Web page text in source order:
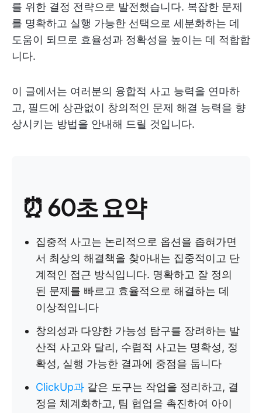
를 위한 결정 전략으로 발전했습니다. 복잡한 문제
를 명확하고 실행 가능한 선택으로 세분화하는 데
도움이 되므로 효율성과 정확성을 높이는 데 적합합
니다.
이 글에서는 여러분의 융합적 사고 능력을 연마하
고, 필드에 상관없이 창의적인 문제 해결 능력을 향
상시키는 방법을 안내해 드릴 것입니다.
⏰ 60초 요약
집중적 사고는 논리적으로 옵션을 좁혀가면
서 최상의 해결책을 찾아내는 집중적이고 단
계적인 접근 방식입니다. 명확하고 잘 정의
된 문제를 빠르고 효율적으로 해결하는 데
이상적입니다
창의성과 다양한 가능성 탐구를 장려하는 발
산적 사고와 달리, 수렴적 사고는 명확성, 정
확성, 실행 가능한 결과에 중점을 둡니다
ClickUp과 같은 도구는 작업을 정리하고, 결
정을 체계화하고, 팀 협업을 촉진하여 아이